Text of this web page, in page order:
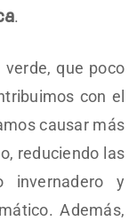
.
que poco
con el
causar más
reduciendo las
invernadero y
Además,